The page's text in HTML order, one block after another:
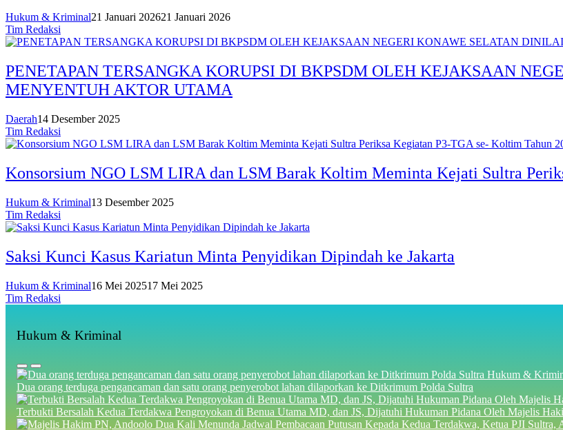
Hukum & Kriminal21 Januari 202621 Januari 2026
Tim Redaksi
PENETAPAN TERSANGKA KORUPSI DI BKPSDM OLEH KEJAKSAAN
MENYENTUH AKTOR UTAMA
Daerah14 Desember 2025
Tim Redaksi
Konsorsium NGO LSM LIRA dan LSM Barak Koltim Meminta Kejati Sultra
Hukum & Kriminal13 Desember 2025
Tim Redaksi
Saksi Kunci Kasus Kariatun Minta Penyidikan Dipindah ke Jakarta
Hukum & Kriminal16 Mei 202517 Mei 2025
Tim Redaksi
Hukum & Kriminal
Hukum &
Dua orang terduga pengancaman dan satu orang penyerobot lahan dilaporkan ke Ditkrimum Polda Sultra
Terbukti Bersalah Kedua Terdakwa Pengroyokan di Benua Utama MD, dan JS, Dijatuhi Hukuman Pidana Oleh Majelis